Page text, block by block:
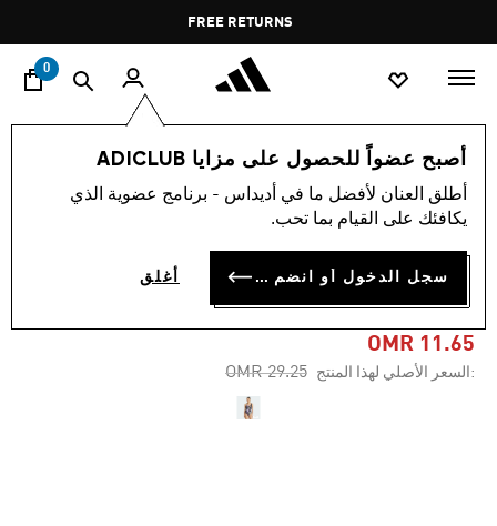
Pause
promotion
rotation
FREE RETURNS
0
أصبح عضواً للحصول على مزايا ADICLUB
أطلق العنان لأفضل ما في أديداس - برنامج عضوية الذي
يكافئك على القيام بما تحب.
سجل الدخول أو انضم الآن أغلق
النساء ملابس
-60%
بدلة سباحة ADIDAS X FARM
GRAPHIC U-BACK
OMR 11.65
:السعر الأصلي لهذا المنتج Price reduced from
OMR 29.25
to